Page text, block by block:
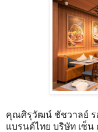
คุณศิรุวัฒน์ ชัชวาลย์ ร
แบรนด์ไทย บริษัท เซ็น